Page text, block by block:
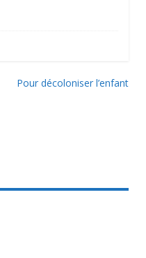
Pour décoloniser l’enfant